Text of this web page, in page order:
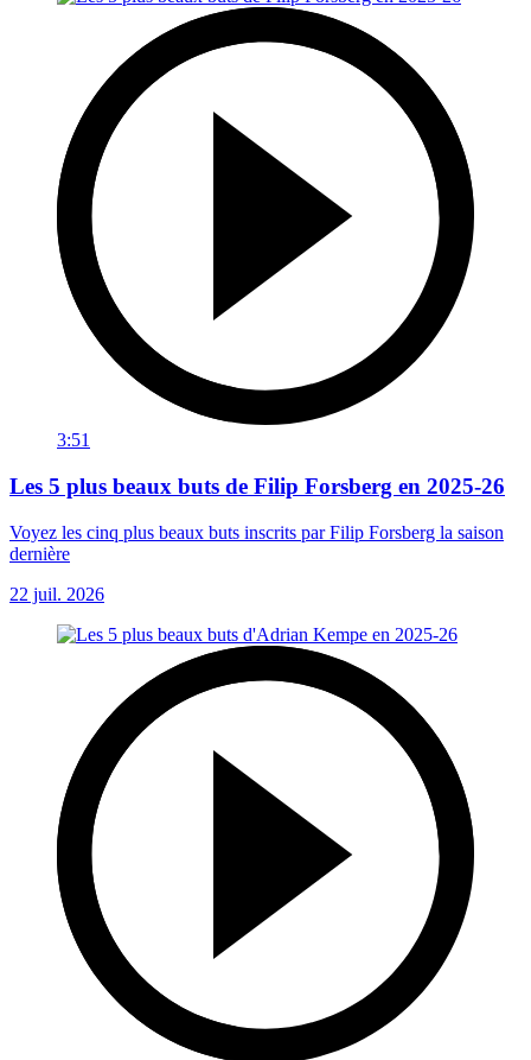
3:51
Les 5 plus beaux buts de Filip Forsberg en 2025-26
Voyez les cinq plus beaux buts inscrits par Filip Forsberg la saison
dernière
22 juil. 2026